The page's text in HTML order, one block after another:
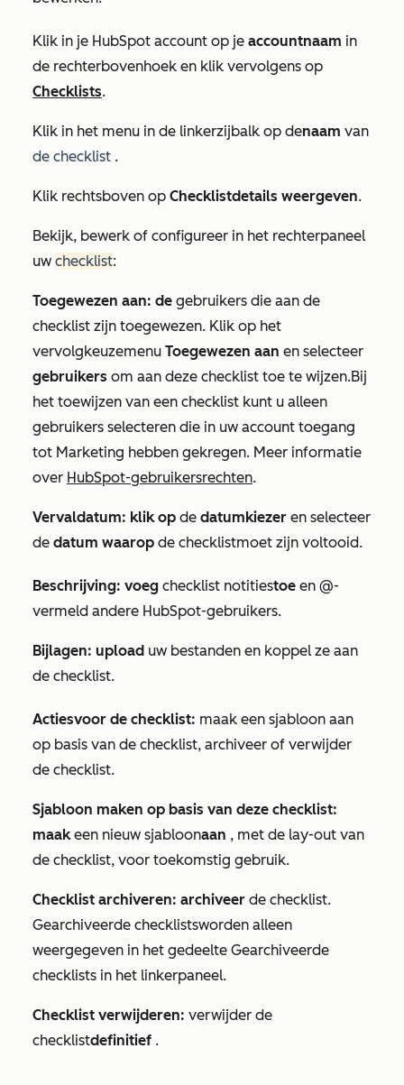
Klik in je HubSpot account op je accountnaam in
de rechterbovenhoek en klik vervolgens op
Checklists.
Klik in het menu in de linkerzijbalk op denaam van
de checklist .
Klik rechtsboven op Checklistdetails weergeven.
Bekijk, bewerk of configureer in het rechterpaneel
uw checklist:
Toegewezen aan: de gebruikers die aan de
checklist zijn toegewezen. Klik op het
vervolgkeuzemenu Toegewezen aan en selecteer
gebruikers om aan deze checklist toe te wijzen.Bij
het toewijzen van een checklist kunt u alleen
gebruikers selecteren die in uw account toegang
tot Marketing hebben gekregen. Meer informatie
over HubSpot-gebruikersrechten.
Vervaldatum: klik op de datumkiezer en selecteer
de datum waarop de checklistmoet zijn voltooid.
Beschrijving: voeg checklist notitiestoe en @-
vermeld andere HubSpot-gebruikers.
Bijlagen: upload uw bestanden en koppel ze aan
de checklist.
Actiesvoor de checklist: maak een sjabloon aan
op basis van de checklist, archiveer of verwijder
de checklist.
Sjabloon maken op basis van deze checklist:
maakeen nieuw sjabloonaan , met de lay-out van
de checklist, voor toekomstig gebruik.
Checklist archiveren: archiveer de checklist.
Gearchiveerde checklistsworden alleen
weergegeven in het gedeelte Gearchiveerde
checklists in het linkerpaneel.
Checklist verwijderen: verwijder de
checklistdefinitief .